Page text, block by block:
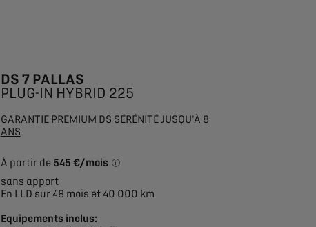
DS 7 PALLAS
PLUG-IN HYBRID 225
GARANTIE PREMIUM DS SÉRÉNITÉ JUSQU'À 8
ANS
À partir de 545 €/mois
sans apport
En LLD sur 48 mois et 40 000 km
Equipements inclus: